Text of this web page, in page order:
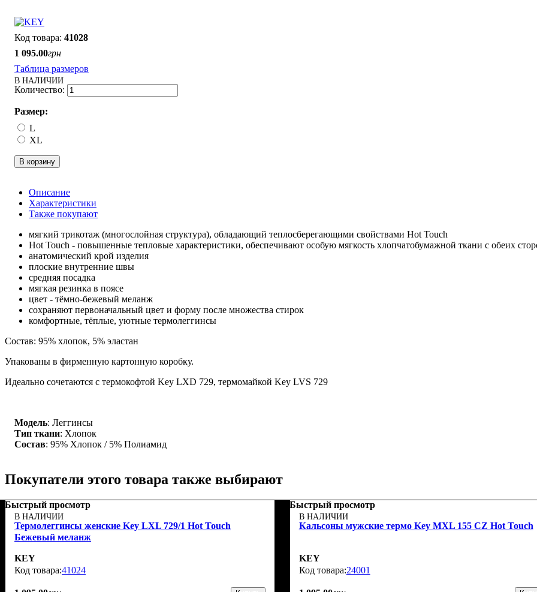
41028
1 095.00грн
Таблица размеров
В НАЛИЧИИ
Размер:
L
XL
В корзину
Описание
Характеристики
Также покупают
мягкий трикотаж (многослойная структура), обладающий теплосберегающими свойствами Hot Touch
Hot Touch - повышенные тепловые характеристики, обеспечивают особую мягкость хлопчатобумажной ткани с обеих
анатомический крой изделия
плоские внутренние швы
средняя посадка
мягкая резинка в поясе
цвет - тёмно-бежевый меланж
сохраняют первоначальный цвет и форму после множества стирок
комфортные, тёплые, уютные термолеггинсы
Состав: 95% хлопок, 5% эластан
Упакованы в фирменную картонную коробку.
Идеально сочетаются с термокофтой Key LXD 729, термомайкой Key LVS 729
Модель: Леггинсы
Тип ткани: Хлопок
Состав: 95% Хлопок / 5% Полиамид
Покупатели этого товара также выбирают
Быстрый просмотр
В НАЛИЧИИ
Термолеггинсы женские Key LXL 729/1 Hot Touch
Бежевый меланж
KEY
41024
Быстрый просмотр
В НАЛИЧИИ
Кальсоны мужские термо Key MXL 155 CZ Hot Touch
KEY
24001